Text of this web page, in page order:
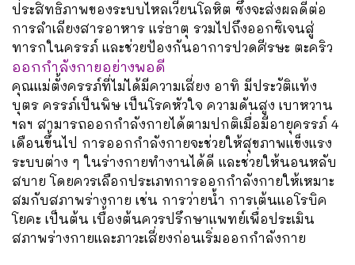
ประสิทธิภาพของระบบไหลเวียนโลหิต ซึ่งจะส่งผลดีต่อ
การลำเลียงสารอาหาร แร่ธาตุ รวมไปถึงออกซิเจนสู่
ทารกในครรภ์ และช่วยป้องกันอาการปวดศีรษะ ตะคริว
ออกกำลังกายอย่างพอดี
คุณแม่ตั้งครรภ์ที่ไม่ได้มีความเสี่ยง อาทิ มีประวัติแท้ง
บุตร ครรภ์เป็นพิษ เป็นโรคหัวใจ ความดันสูง เบาหวาน
ฯลฯ สามารถออกกำลังกายได้ตามปกติเมื่อมีอายุครรภ์ 4
เดือนขึ้นไป การออกกำลังกายจะช่วยให้สุขภาพแข็งแรง
ระบบต่าง ๆ ในร่างกายทำงานได้ดี และช่วยให้นอนหลับ
สบาย โดยควรเลือกประเภทการออกกำลังกายให้เหมาะ
สมกับสภาพร่างกาย เช่น การว่ายน้ำ การเต้นแอโรบิค
โยคะ เป็นต้น เบื้องต้นควรปรึกษาแพทย์เพื่อประเมิน
สภาพร่างกายและภาวะเสี่ยงก่อนเริ่มออกกำลังกาย